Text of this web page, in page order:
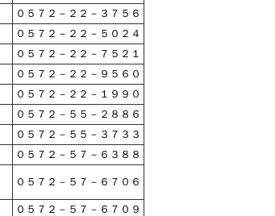
０５７２－２２－３７５６
０５７２－２２－５０２４
０５７２－２２－７５２１
０５７２－２２－９５６０
０５７２－２２－１９９０
０５７２－５５－２８８６
０５７２－５５－３７３３
０５７２－５７－６３８８
０５７２－５７－６７０６
０５７２－５７－６７０９